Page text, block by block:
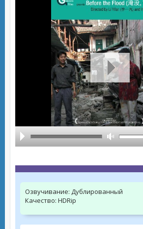
Озвучивание: Дублированный
Качество: HDRip